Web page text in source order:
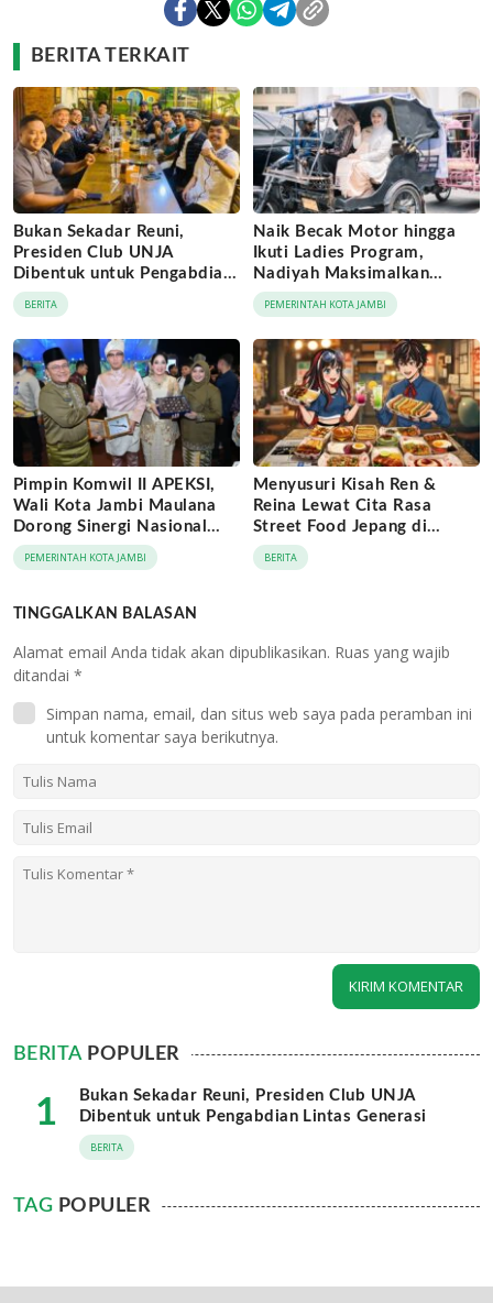
BERITA TERKAIT
Bukan Sekadar Reuni,
Presiden Club UNJA
Dibentuk untuk Pengabdian
Lintas Generasi
BERITA
Naik Becak Motor hingga
Ikuti Ladies Program,
Nadiyah Maksimalkan
Momentum Rakernas
APEKSI di Medan
PEMERINTAH KOTA JAMBI
Pimpin Komwil II APEKSI,
Wali Kota Jambi Maulana
Dorong Sinergi Nasional
Antar-Kota
PEMERINTAH KOTA JAMBI
Menyusuri Kisah Ren &
Reina Lewat Cita Rasa
Street Food Jepang di
Jaringan Archipelago Hotels
BERITA
TINGGALKAN BALASAN
Alamat email Anda tidak akan dipublikasikan. Ruas yang wajib
ditandai *
Simpan nama, email, dan situs web saya pada peramban ini
untuk komentar saya berikutnya.
BERITAPOPULER
1
Bukan Sekadar Reuni, Presiden Club UNJA
Dibentuk untuk Pengabdian Lintas Generasi
BERITA
TAG POPULER